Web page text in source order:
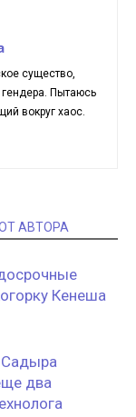
существо,
Пытаюсь
вокруг хаос.
АВТОРА
Кенеша
два